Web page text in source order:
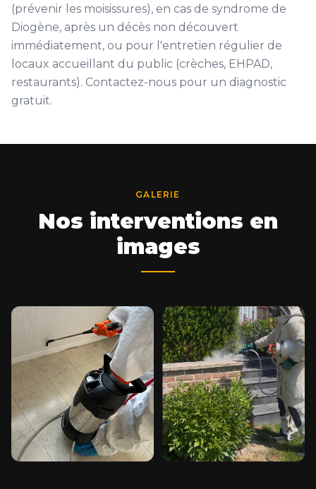
(prévenir les moisissures), en cas de syndrome de
Diogène, après un décès non découvert
immédiatement, ou pour l'entretien régulier de
locaux accueillant du public (crèches, EHPAD,
restaurants). Contactez-nous pour un diagnostic
gratuit.
GALERIE
Nos interventions en
images